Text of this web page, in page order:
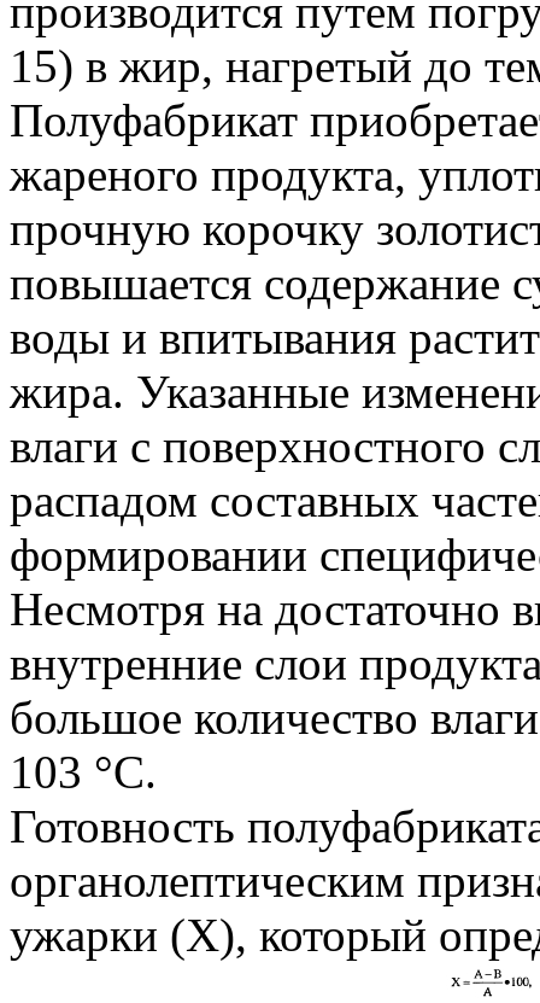
производится путем
15) в жир, нагретый до
Полуфабрикат
жареного продукта,
прочную корочку
повышается содержание
воды и впитывания
жира. Указанные
влаги с поверхностного
распадом составных
формировании
Несмотря на достаточно
внутренние слои
большое количество
103 °С.
Готовность
органолептическим
ужарки (X), который